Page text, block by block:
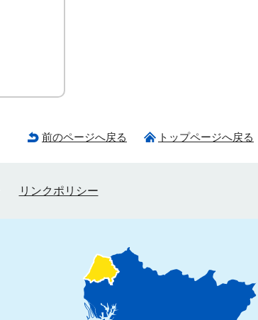
前のページへ戻る トップページへ戻る
リンクポリシー